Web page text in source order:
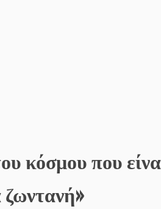
κόσμου που
ζωντανή»